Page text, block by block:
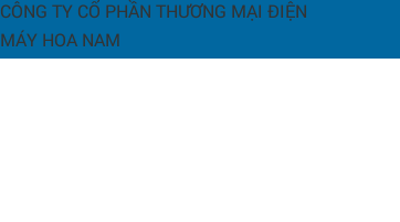
CÔNG TY CỔ PHẦN THƯƠNG MẠI ĐIỆN
MÁY HOA NAM